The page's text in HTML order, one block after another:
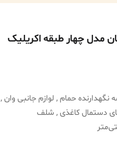
مدل چهار طبقه اکریلیک
نگهدارنده حمام , لوازم جانبی وان ,
دستمال کاغذی , شلف